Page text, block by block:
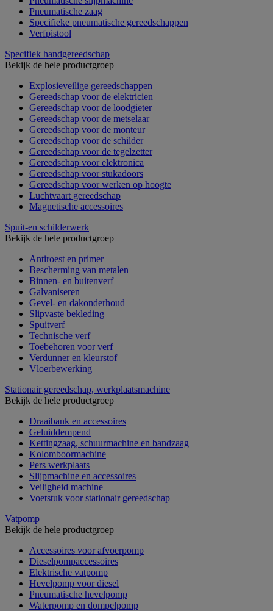
Pneumatische zaag
Specifieke pneumatische gereedschappen
Verfpistool
Specifiek handgereedschap
Bekijk de hele productgroep
Explosieveilige gereedschappen
Gereedschap voor de elektricien
Gereedschap voor de loodgieter
Gereedschap voor de metselaar
Gereedschap voor de monteur
Gereedschap voor de schilder
Gereedschap voor de tegelzetter
Gereedschap voor elektronica
Gereedschap voor stukadoors
Gereedschap voor werken op hoogte
Luchtvaart gereedschap
Magnetische accessoires
Spuit-en schilderwerk
Bekijk de hele productgroep
Antiroest en primer
Bescherming van metalen
Binnen- en buitenverf
Galvaniseren
Gevel- en dakonderhoud
Slipvaste bekleding
Spuitverf
Technische verf
Toebehoren voor verf
Verdunner en kleurstof
Vloerbewerking
Stationair gereedschap, werkplaatsmachine
Bekijk de hele productgroep
Draaibank en accessoires
Geluiddempend
Kettingzaag, schuurmachine en bandzaag
Kolomboormachine
Pers werkplaats
Slijpmachine en accessoires
Veiligheid machine
Voetstuk voor stationair gereedschap
Vatpomp
Bekijk de hele productgroep
Accessoires voor afvoerpomp
Dieselpompaccessoires
Elektrische vatpomp
Hevelpomp voor diesel
Pneumatische hevelpomp
Waterpomp en dompelpomp